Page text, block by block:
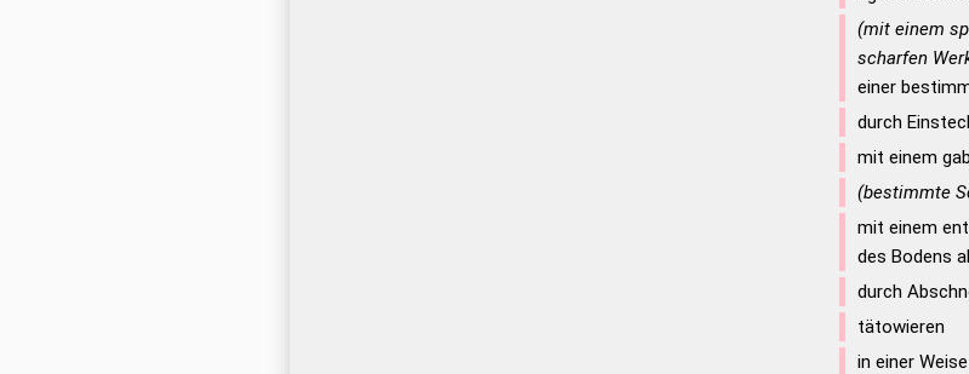
(mit einem
scharfen
einer
durch
mit einem
(bestimmte
mit einem
des Bodens
durch
tätowieren
in einer